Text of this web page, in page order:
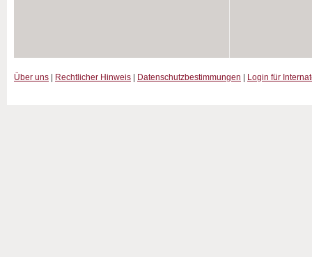
Über uns Rechtlicher Hinweis Datenschutzbestimmungen Login für